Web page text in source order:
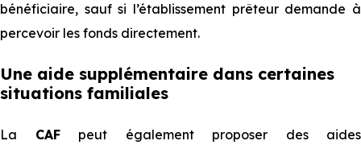
bénéficiaire, sauf si l’établissement prêteur demande à
percevoir les fonds directement.
Une aide supplémentaire dans certaines
situations familiales
La CAFpeut également proposer des aides